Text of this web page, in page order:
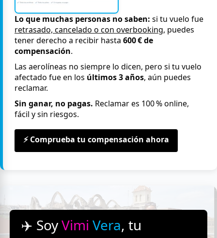
Lo que muchas personas no saben: si tu vuelo fue
retrasado, cancelado o con overbooking, puedes
tener derecho a recibir hasta 600 € de
compensación.
Las aerolíneas no siempre lo dicen, pero si tu vuelo
afectado fue en los últimos 3 años, aún puedes
reclamar.
Sin ganar, no pagas. Reclamar es 100 % online,
fácil y sin riesgos.
⚡ Comprueba tu compensación ahora
✈️ SoyVimi Vera, tu